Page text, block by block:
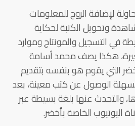
لإضافة الروح للمعلومات
وتحويل الكتبة لحكاية
في التسجيل والمونتاج وموارد
هكذا يصف محمد أسامة
التي يقوم هو بنفسه بتقديم
الوصول عن كتب معينة، بعد
والتحدث عنها بلغة بسيطة عبر
اليوتيوب الخاصة بأخضر.